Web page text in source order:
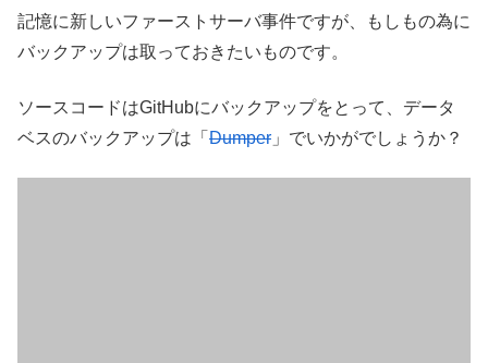
記憶に新しいファーストサーバ事件ですが、もしもの為に
バックアップは取っておきたいものです。
ソースコードはGitHubにバックアップをとって、データ
ベスのバックアップは「 Dumper 」でいかがでしょうか？